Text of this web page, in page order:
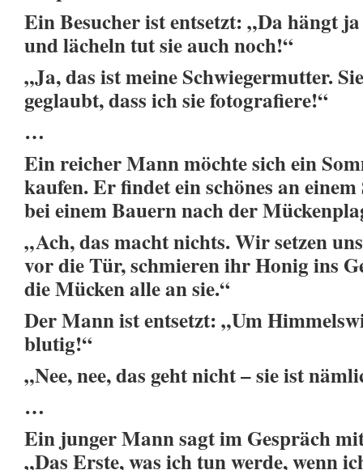
Ein Besucher ist entsetzt: „Da hängt
und lächeln tut sie auch noch!“
„Ja, das ist meine Schwiegermutter.
geglaubt, dass ich sie fotografiere!“
…
Ein reicher Mann möchte sich ein
kaufen. Er findet ein schönes an
bei einem Bauern nach der
„Ach, das macht nichts. Wir setzen
vor die Tür, schmieren ihr Honig ins
die Mücken alle an sie.“
Der Mann ist entsetzt: „Um
blutig!“
„Nee, nee, das geht nicht – sie ist
…
Ein junger Mann sagt im Gespräch
„Das Erste, was ich tun werde, wenn